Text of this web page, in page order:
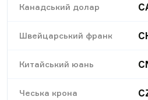
Канадський долар
Швейцарський франк
Китайський юань
Чеська крона